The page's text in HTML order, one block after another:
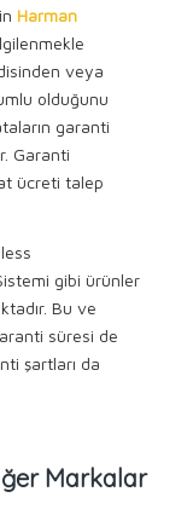
Harman
veya
olduğunu
garanti
Garanti
ücreti talep
gibi ürünler
Bu ve
süresi de
şartları da
Markalar